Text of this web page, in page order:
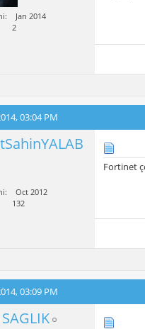
Jan 2014
2
03:04 PM
Oct 2012
132
Fortinet
03:09 PM